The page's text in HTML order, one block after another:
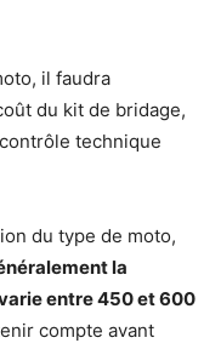
il faudra
du kit de bridage,
contrôle technique
du type de moto,
la
entre 450 et 600
compte avant